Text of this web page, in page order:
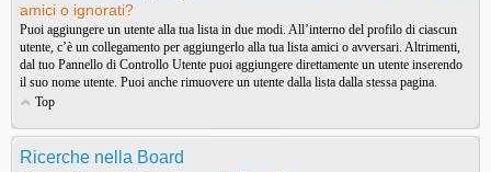
amici o ignorati?
Puoi aggiungere un utente alla tua lista in due modi. All’interno del profilo di ciascun
utente, c’è un collegamento per aggiungerlo alla tua lista amici o avversari. Altrimenti,
dal tuo Pannello di Controllo Utente puoi aggiungere direttamente un utente inserendo
il suo nome utente. Puoi anche rimuovere un utente dalla lista dalla stessa pagina.
Top
Ricerche nella Board